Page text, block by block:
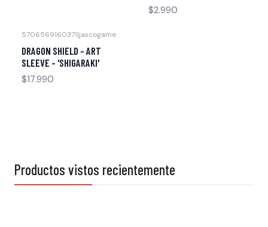
$2.990
5706569160371|jascogame
DRAGON SHIELD - ART
SLEEVE - 'SHIGARAKI'
$17.990
Productos vistos recientemente